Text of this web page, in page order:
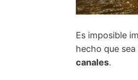
Es imposible
hecho que
canales.